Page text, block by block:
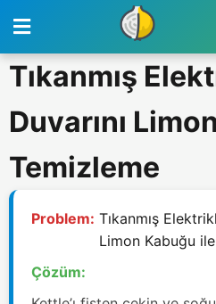
Tıkanmış
Duvarını
Temizleme
Problem: Tıkanmış
Limon Kabuğu
Çözüm: